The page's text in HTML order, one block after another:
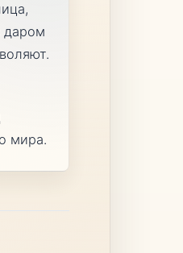
даром
мира.